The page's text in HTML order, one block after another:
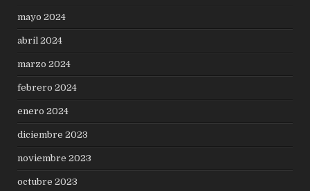
mayo 2024
abril 2024
marzo 2024
febrero 2024
enero 2024
diciembre 2023
noviembre 2023
octubre 2023